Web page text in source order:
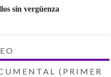
sin vergüenza
(PRIMER